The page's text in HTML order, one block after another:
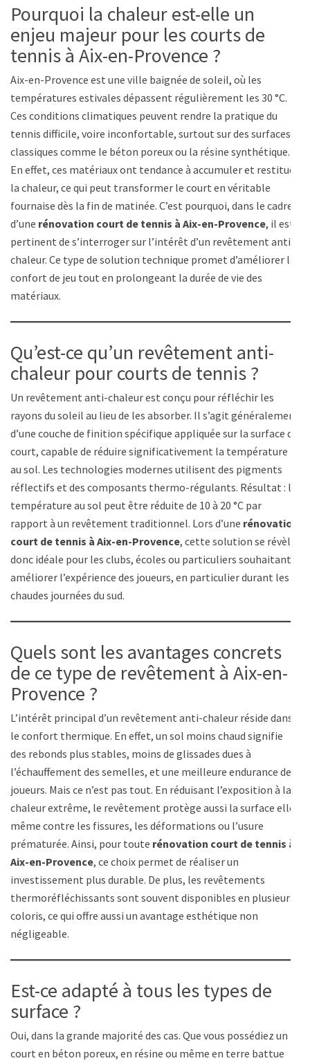
Pourquoi la chaleur est-elle un
enjeu majeur pour les courts de
tennis à Aix-en-Provence ?
Aix-en-Provence est une ville baignée de soleil, où les
températures estivales dépassent régulièrement les 30 °C.
Ces conditions climatiques peuvent rendre la pratique du
tennis difficile, voire inconfortable, surtout sur des surfaces
classiques comme le béton poreux ou la résine synthétique.
En effet, ces matériaux ont tendance à accumuler et restituer
la chaleur, ce qui peut transformer le court en véritable
fournaise dès la fin de matinée. C’est pourquoi, dans le cadre
d’une rénovation court de tennis à Aix-en-Provence, il est
pertinent de s’interroger sur l’intérêt d’un revêtement anti-
chaleur. Ce type de solution technique promet d’améliorer le
confort de jeu tout en prolongeant la durée de vie des
matériaux.
Qu’est-ce qu’un revêtement anti-
chaleur pour courts de tennis ?
Un revêtement anti-chaleur est conçu pour réfléchir les
rayons du soleil au lieu de les absorber. Il s’agit généralement
d’une couche de finition spécifique appliquée sur la surface du
court, capable de réduire significativement la température
au sol. Les technologies modernes utilisent des pigments
réflectifs et des composants thermo-régulants. Résultat : la
température au sol peut être réduite de 10 à 20 °C par
rapport à un revêtement traditionnel. Lors d’une rénovation
court de tennis à Aix-en-Provence, cette solution se révèle
donc idéale pour les clubs, écoles ou particuliers souhaitant
améliorer l’expérience des joueurs, en particulier durant les
chaudes journées du sud.
Quels sont les avantages concrets
de ce type de revêtement à Aix-en-
Provence ?
L’intérêt principal d’un revêtement anti-chaleur réside dans
le confort thermique. En effet, un sol moins chaud signifie
des rebonds plus stables, moins de glissades dues à
l’échauffement des semelles, et une meilleure endurance des
joueurs. Mais ce n’est pas tout. En réduisant l’exposition à la
chaleur extrême, le revêtement protège aussi la surface elle-
même contre les fissures, les déformations ou l’usure
prématurée. Ainsi, pour toute rénovation court de tennis à
Aix-en-Provence, ce choix permet de réaliser un
investissement plus durable. De plus, les revêtements
thermoréfléchissants sont souvent disponibles en plusieurs
coloris, ce qui offre aussi un avantage esthétique non
négligeable.
Est-ce adapté à tous les types de
surface ?
Oui, dans la grande majorité des cas. Que vous possédiez un
court en béton poreux, en résine ou même en terre battue